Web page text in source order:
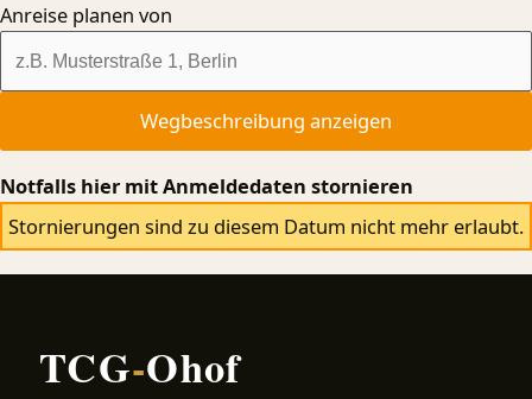
Anreise planen von
Notfalls hier mit Anmeldedaten stornieren
Stornierungen sind zu diesem Datum nicht mehr erlaubt.
TCG-Ohof